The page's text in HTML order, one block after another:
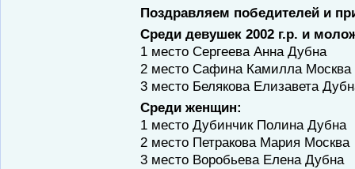
Поздравляем победителей и
Среди девушек 2002 г.р. и
1 место Сергеева Анна Дубна
2 место Сафина Камилла Москва
3 место Белякова Елизавета
Среди женщин:
1 место Дубинчик Полина Дубна
2 место Петракова Мария Москва
3 место Воробьева Елена Дубна